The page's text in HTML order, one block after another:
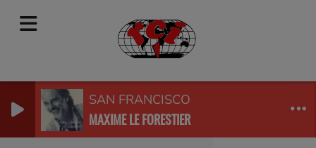
SAN FRANCISCO
MAXIME LE FORESTIER